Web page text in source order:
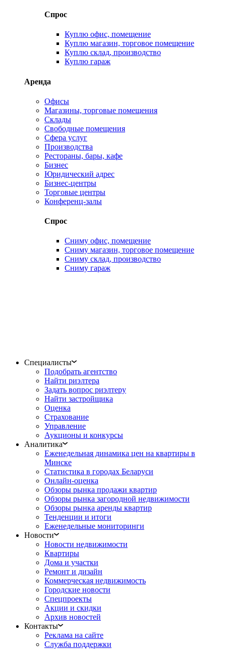
Спрос
Куплю офис, помещение
Куплю магазин, торговое помещение
Куплю склад, производство
Куплю гараж
Аренда
Офисы
Магазины, торговые помещения
Склады
Свободные помещения
Сфера услуг
Производства
Рестораны, бары, кафе
Бизнес
Юридический адрес
Бизнес-центры
Торговые центры
Конференц-залы
Спрос
Сниму офис, помещение
Сниму магазин, торговое помещение
Сниму склад, производство
Сниму гараж
Специалисты
Подобрать агентство
Найти риэлтера
Задать вопрос риэлтеру
Найти застройщика
Оценка
Страхование
Управление
Аукционы и конкурсы
Аналитика
Еженедельная динамика цен на квартиры в
Минске
Статистика в городах Беларуси
Онлайн-оценка
Обзоры рынка продажи квартир
Обзоры рынка загородной недвижимости
Обзоры рынка аренды квартир
Тенденции и итоги
Еженедельные мониторинги
Новости
Новости недвижимости
Квартиры
Дома и участки
Ремонт и дизайн
Коммерческая недвижимость
Городские новости
Спецпроекты
Акции и скидки
Архив новостей
Контакты
Реклама на сайте
Служба поддержки